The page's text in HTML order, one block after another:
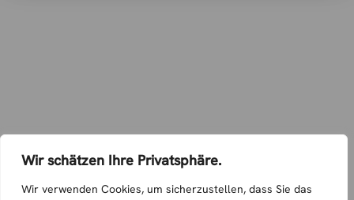
Wir schätzen Ihre Privatsphäre.
Wir verwenden Cookies, um sicherzustellen, dass Sie das
FOTOS SPORTLERBALL 2018
9. Januar 2018